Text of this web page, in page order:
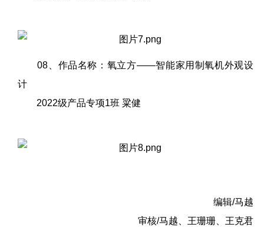
08、作品名称：氧立方——智能家用制氧机外观设
计
2022级产品专项1班 粱健
编辑/马越
审核/马越、王珊珊、王克君